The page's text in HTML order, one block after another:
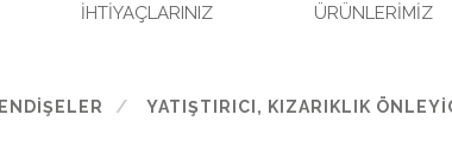
İHTİYAÇLARINIZ ÜRÜNLERİMİZ
ENDİŞELER YATIŞTIRICI, KIZARIKLIK